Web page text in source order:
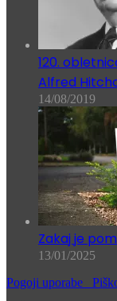
120.
Alfred
14/08/2019
Zakaj je
13/01/2025
Pogoji uporabe